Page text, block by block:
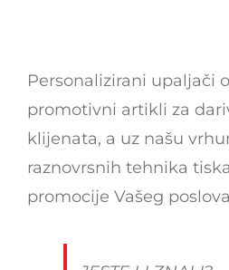
Personalizirani upaljači
promotivni artikli za
klijenata, a uz našu
raznovrsnih tehnika
promocije Vašeg